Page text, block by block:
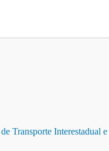
Transporte Interestadual